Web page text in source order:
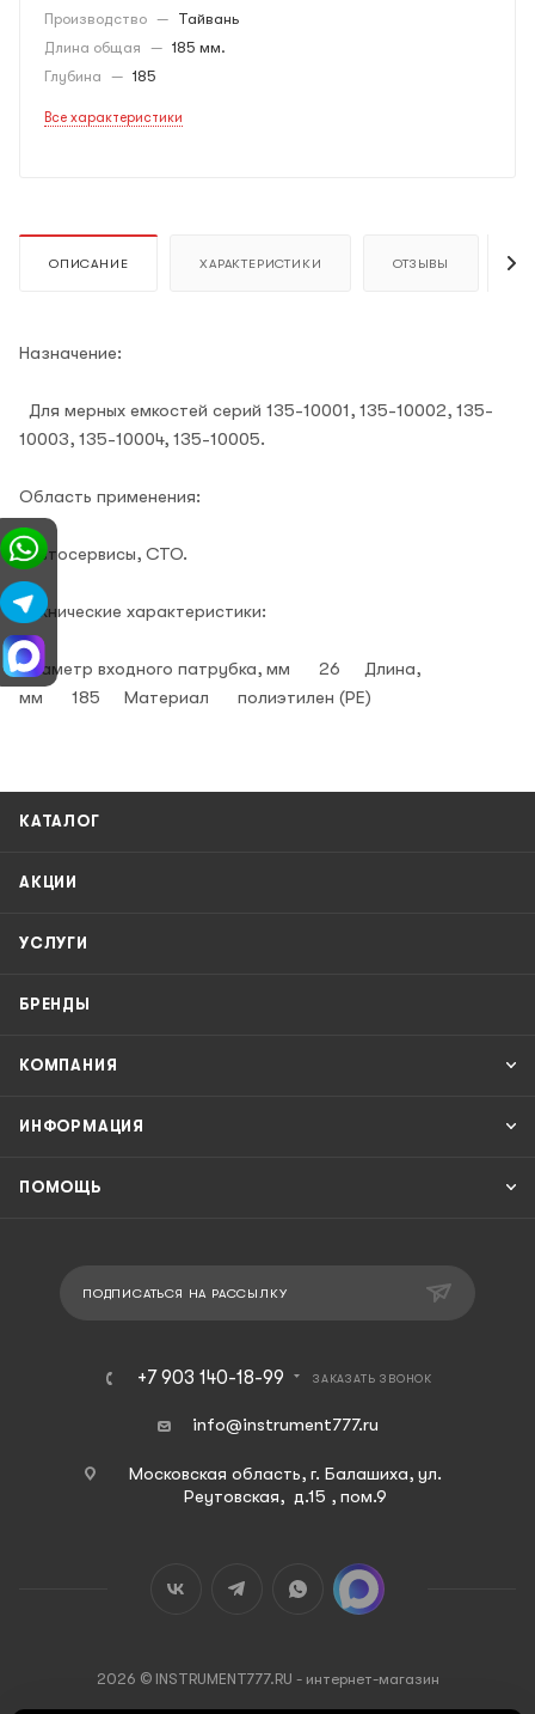
Производство — Тайвань
Длина общая — 185 мм.
Глубина — 185
Все характеристики
ОПИСАНИЕ ХАРАКТЕРИСТИКИ ОТЗЫВЫ
Назначение:
Для мерных емкостей серий 135-10001, 135-10002, 135-
10003, 135-10004, 135-10005.
Область применения:
Автосервисы, СТО.
Технические характеристики:
Диаметр входного патрубка, мм 26 Длина,
мм 185 Материал полиэтилен (PE)
КАТАЛОГ
АКЦИИ
УСЛУГИ
БРЕНДЫ
КОМПАНИЯ
ИНФОРМАЦИЯ
ПОМОЩЬ
ПОДПИСАТЬСЯ НА РАССЫЛКУ
+7 903 140-18-99 ЗАКАЗАТЬ ЗВОНОК
info@instrument777.ru
Московская область, г. Балашиха, ул.
Реутовская, д.15 , пом.9
2026 © INSTRUMENT777.RU - интернет-магазин